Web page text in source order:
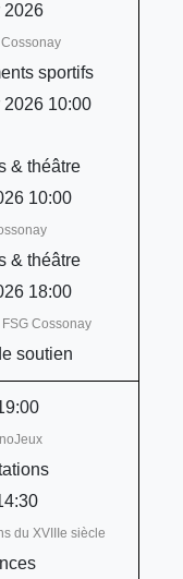
2026
sportifs
10:00
& théâtre
10:00
& théâtre
18:00
Cossonay
soutien
du XVIIIe siècle